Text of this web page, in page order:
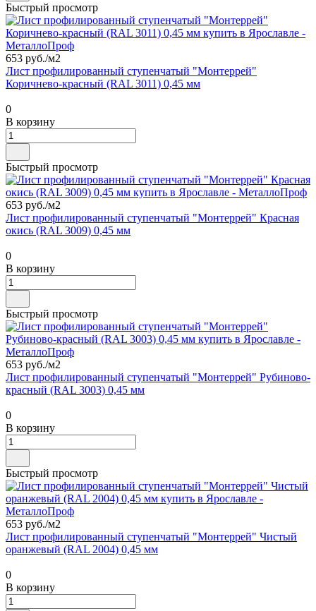
Быстрый просмотр
653 руб./м2
Лист профилированный ступенчатый "Монтеррей"
Коричнево-красный (RAL 3011) 0,45 мм
0
В корзину
Быстрый просмотр
653 руб./м2
Лист профилированный ступенчатый "Монтеррей" Красная
окись (RAL 3009) 0,45 мм
0
В корзину
Быстрый просмотр
653 руб./м2
Лист профилированный ступенчатый "Монтеррей" Рубиново-
красный (RAL 3003) 0,45 мм
0
В корзину
Быстрый просмотр
653 руб./м2
Лист профилированный ступенчатый "Монтеррей" Чистый
оранжевый (RAL 2004) 0,45 мм
0
В корзину